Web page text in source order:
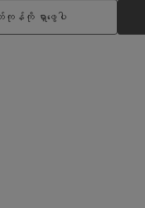
န်ကို ရှာဖွေပါ